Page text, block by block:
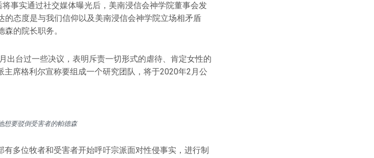
事实通过社交媒体曝光后，美南浸信会神学院董事会发
的态度是与我们信仰以及美南浸信会神学院立场相矛盾
的院长职务。
出台过一些决议，表明斥责一切形式的虐待、肯定女性的
主席格利尔宣称要组成一个研究团队，将于2020年2月公
想要驳倒受害者的帕德森
多位牧者和受害者开始呼吁宗派面对性侵事实，进行制